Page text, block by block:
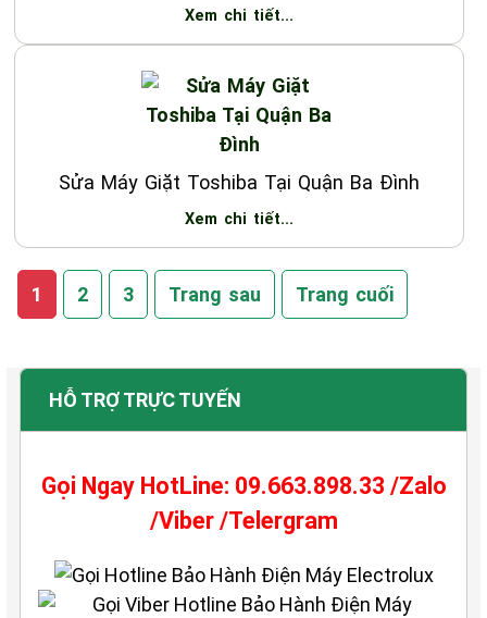
Xem chi tiết...
Sửa Máy Giặt Toshiba Tại Quận Ba Đình
Xem chi tiết...
1 2 3 Trang sau Trang cuối
HỖ TRỢ TRỰC TUYẾN
Gọi Ngay HotLine: 09.663.898.33 /Zalo
/Viber /Telergram